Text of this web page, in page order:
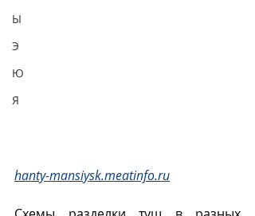
Ы
Э
Ю
Я
hanty-mansiysk.meatinfo.ru